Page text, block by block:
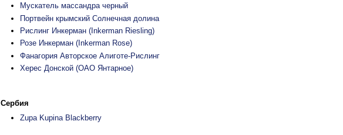
Мускатель массандра черный
Портвейн крымский Солнечная долина
Рислинг Инкерман (Inkerman Riesling)
Розе Инкерман (Inkerman Rose)
Фанагория Авторское Алиготе-Рислинг
Херес Донской (ОАО Янтарное)
Сербия
Zupa Kupina Blackberry